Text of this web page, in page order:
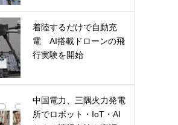
着陸するだけで自動充
電 AI搭載ドローンの飛
行実験を開始
中国電力、三隅火力発電
所でロボット・IoT・AI